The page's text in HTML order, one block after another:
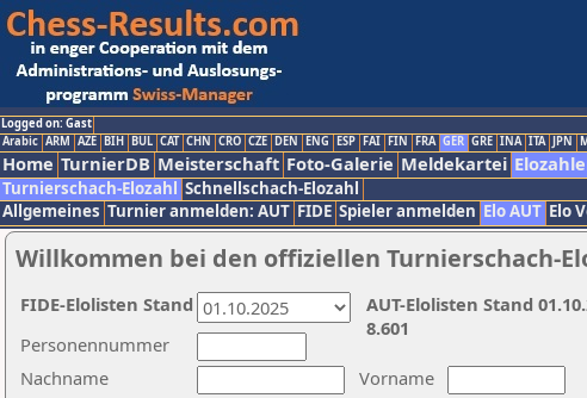
Logged on: Gast
Arabic ARM AZE BIH BUL CAT CHN CRO CZE DEN ENG ESP FAI FIN FRA GER GRE INA ITA JPN
Home TurnierDB Meisterschaft Foto-Galerie Meldekartei
Turnierschach-Elozahl Schnellschach-Elozahl
Allgemeines Turnier anmelden: AUT FIDE Spieler anmelden Elo AUT Elo
Willkommen bei den offiziellen Turnierschach-
Nachname
Vorname
Personennummer
AUT-Elolisten Stand
8.601
FIDE-Elolisten Stand